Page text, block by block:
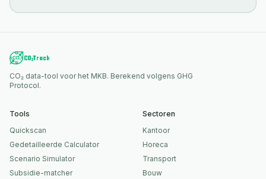
CO₂ data-tool voor het MKB. Berekend volgens GHG
Protocol.
Tools
Quickscan
Gedetailleerde Calculator
Scenario Simulator
Subsidie-matcher
Sectoren
Kantoor
Horeca
Transport
Bouw